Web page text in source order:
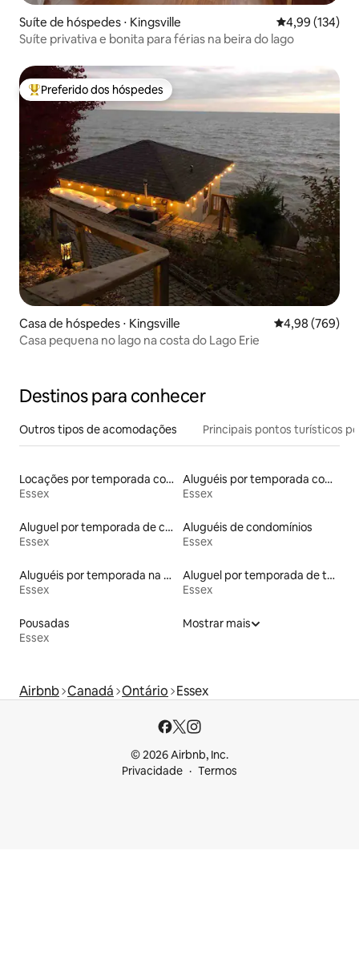
Suíte de hóspedes ⋅ Kingsville 4,99 de uma
4,99 (134)
Suíte privativa e bonita para férias na beira do lago
Entre os melhores preferidos dos hóspedes
Preferido dos hóspedes
Casa de hóspedes ⋅ Kingsville 4,98 de uma
4,98 (769)
Casa pequena no lago na costa do Lago Erie
Destinos para conhecer
Outros tipos de acomodações Principais pontos turísticos
Locações por temporada com piscina
Essex
Aluguéis por temporada com acesso ao lago
Essex
Aluguel por temporada de casas de hóspedes
Essex
Aluguéis de condomínios
Essex
Aluguéis por temporada na orla
Essex
Aluguel por temporada de townhouses
Essex
Pousadas
Essex
Mostrar mais
Airbnb Canadá Ontário Essex
© 2026 Airbnb, Inc.
Privacidade
Termos